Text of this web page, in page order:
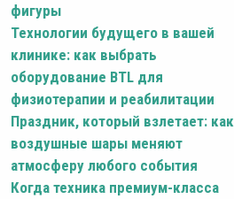
фигуры
Технологии будущего в вашей
клинике: как выбрать
оборудование BTL для
физиотерапии и реабилитации
Праздник, который взлетает: как
воздушные шары меняют
атмосферу любого события
Когда техника премиум-класса